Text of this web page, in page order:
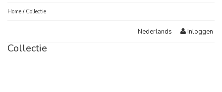
Home / Collectie
Nederlands Inloggen
Collectie